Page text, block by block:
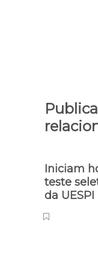
Iniciam
teste
da UESPI